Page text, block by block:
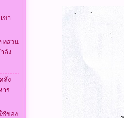
ขา
งส่วน
ลัง
ลัง
าร
ช้ของ